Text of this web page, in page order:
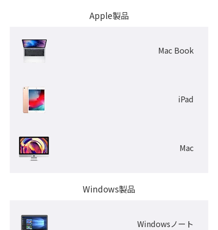
Apple製品
Mac Book
iPad
Mac
Windows製品
Windowsノート